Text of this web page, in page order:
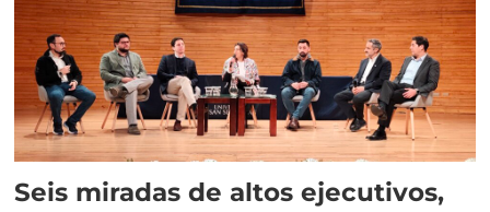
Seis miradas de altos ejecutivos,